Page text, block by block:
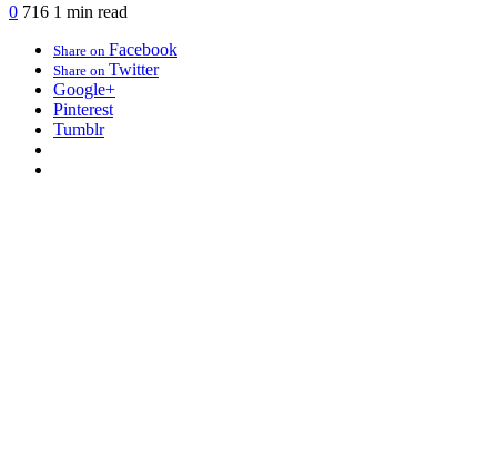
0 716 1 min read
Share on Facebook
Share on Twitter
Google+
Pinterest
Tumblr